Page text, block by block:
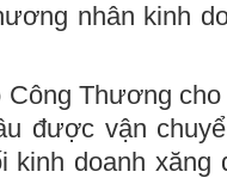
nhân kinh
Thương
được vận
kinh doanh